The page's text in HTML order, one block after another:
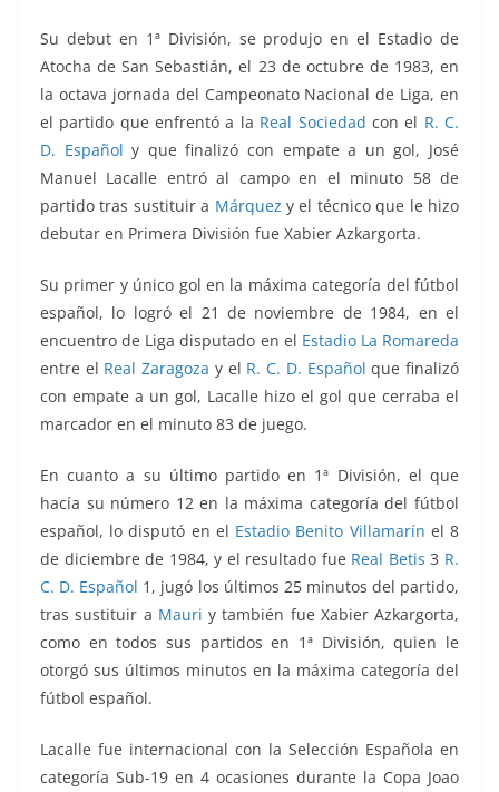
Su debut en 1ª División, se produjo en el Estadio de
Atocha de San Sebastián, el 23 de octubre de 1983, en
la octava jornada del Campeonato Nacional de Liga, en
el partido que enfrentó a la Real Sociedad con el R. C.
D. Español y que finalizó con empate a un gol, José
Manuel Lacalle entró al campo en el minuto 58 de
partido tras sustituir a Márquez y el técnico que le hizo
debutar en Primera División fue Xabier Azkargorta.
Su primer y único gol en la máxima categoría del fútbol
español, lo logró el 21 de noviembre de 1984, en el
encuentro de Liga disputado en el Estadio La Romareda
entre el Real Zaragoza y el R. C. D. Español que finalizó
con empate a un gol, Lacalle hizo el gol que cerraba el
marcador en el minuto 83 de juego.
En cuanto a su último partido en 1ª División, el que
hacía su número 12 en la máxima categoría del fútbol
español, lo disputó en el Estadio Benito Villamarín el 8
de diciembre de 1984, y el resultado fue Real Betis 3 R.
C. D. Español 1, jugó los últimos 25 minutos del partido,
tras sustituir a Mauri y también fue Xabier Azkargorta,
como en todos sus partidos en 1ª División, quien le
otorgó sus últimos minutos en la máxima categoría del
fútbol español.
Lacalle fue internacional con la Selección Española en
categoría Sub-19 en 4 ocasiones durante la Copa Joao